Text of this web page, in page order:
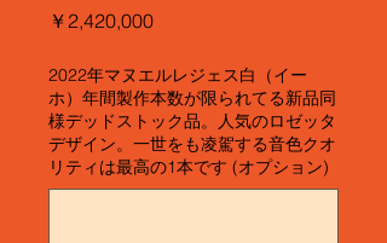
￥2,420,000価
2022年マヌエルレジェス白（イー
ホ）年間製作本数が限られてる新品同
様デッドストック品。人気のロゼッタ
デザイン。一世をも凌駕する音色クオ
リティは最高の1本です (オプション)